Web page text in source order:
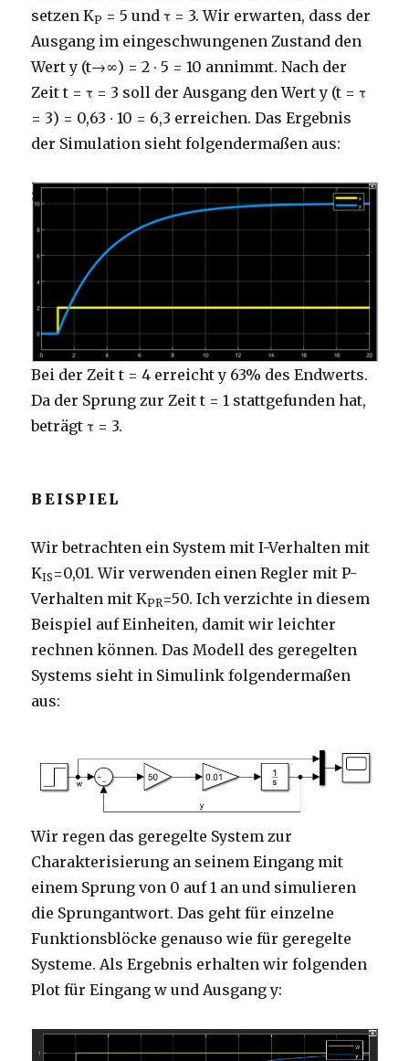
setzen KP = 5 und τ = 3. Wir erwarten, dass der
Ausgang im eingeschwungenen Zustand den
Wert y (t→∞) = 2 ∙ 5 = 10 annimmt. Nach der
Zeit t = τ = 3 soll der Ausgang den Wert y (t = τ
= 3) = 0,63 ∙ 10 = 6,3 erreichen. Das Ergebnis
der Simulation sieht folgendermaßen aus:
Bei der Zeit t = 4 erreicht y 63% des Endwerts.
Da der Sprung zur Zeit t = 1 stattgefunden hat,
beträgt τ = 3.
BEISPIEL
Wir betrachten ein System mit I-Verhalten mit
KIS =0,01. Wir verwenden einen Regler mit P-
Verhalten mit KPR=50. Ich verzichte in diesem
Beispiel auf Einheiten, damit wir leichter
rechnen können. Das Modell des geregelten
Systems sieht in Simulink folgendermaßen
aus:
Wir regen das geregelte System zur
Charakterisierung an seinem Eingang mit
einem Sprung von 0 auf 1 an und simulieren
die Sprungantwort. Das geht für einzelne
Funktionsblöcke genauso wie für geregelte
Systeme. Als Ergebnis erhalten wir folgenden
Plot für Eingang w und Ausgang y: